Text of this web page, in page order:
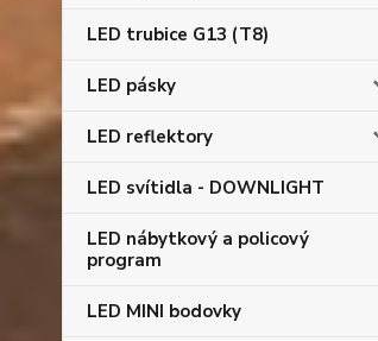
LED trubice G13 (T8)
LED pásky
LED reflektory
LED svítidla - DOWNLIGHT
LED nábytkový a policový
program
LED MINI bodovky